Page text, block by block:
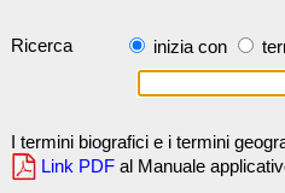
Ricerca inizia con
I termini biografici e i termini
Link PDF al Manuale